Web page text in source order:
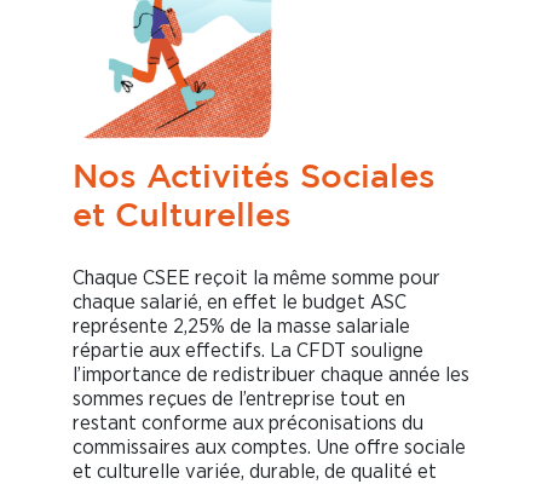
Nos Activités Sociales
et Culturelles
Chaque CSEE reçoit la même somme pour
chaque salarié, en effet le budget ASC
représente 2,25% de la masse salariale
répartie aux effectifs. La CFDT souligne
l’importance de redistribuer chaque année les
sommes reçues de l’entreprise tout en
restant conforme aux préconisations du
commissaires aux comptes. Une offre sociale
et culturelle variée, durable, de qualité et